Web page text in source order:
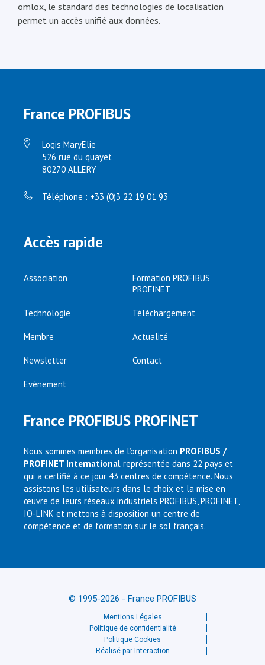
omlox, le standard des technologies de localisation
permet un accès unifié aux données.
France PROFIBUS
Logis MaryElie
526 rue du quayet
80270 ALLERY
Téléphone : +33 (0)3 22 19 01 93
Accès rapide
Association
Formation PROFIBUS
PROFINET
Technologie Téléchargement
Membre Actualité
Newsletter Contact
Evénement
France PROFIBUS PROFINET
Nous sommes membres de l’organisation PROFIBUS /
PROFINET International représentée dans 22 pays et
qui a certifié à ce jour 43 centres de compétence. Nous
assistons les utilisateurs dans le choix et la mise en
œuvre de leurs réseaux industriels PROFIBUS, PROFINET,
IO-LINK et mettons à disposition un centre de
compétence et de formation sur le sol français.
© 1995-2026 - France PROFIBUS
Mentions Légales
Politique de confidentialité
Politique Cookies
Réalisé par Interaction